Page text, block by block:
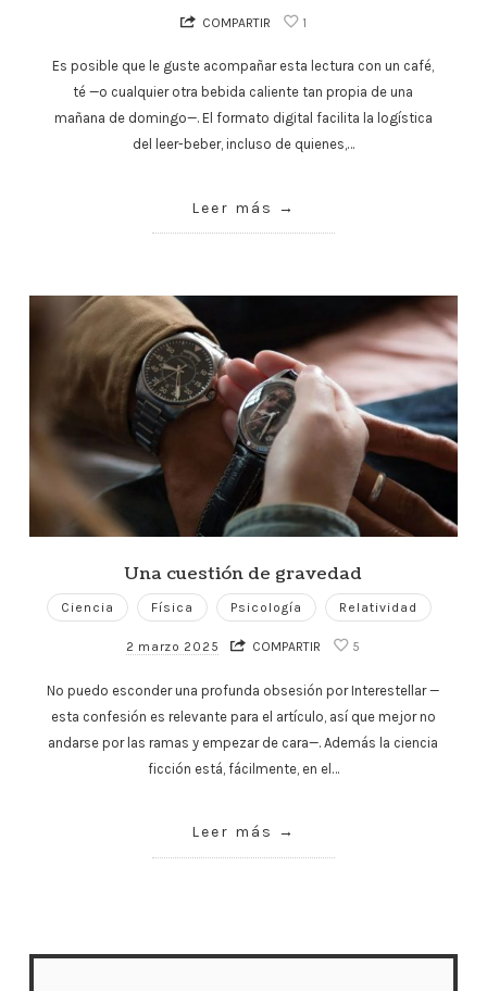
COMPARTIR 1
Es posible que le guste acompañar esta lectura con un café,
té —o cualquier otra bebida caliente tan propia de una
mañana de domingo—. El formato digital facilita la logística
del leer-beber, incluso de quienes,…
Leer más
Una cuestión de gravedad
Ciencia Física Psicología Relatividad
2 marzo 2025 COMPARTIR 5
No puedo esconder una profunda obsesión por Interestellar —
esta confesión es relevante para el artículo, así que mejor no
andarse por las ramas y empezar de cara—. Además la ciencia
ficción está, fácilmente, en el…
Leer más